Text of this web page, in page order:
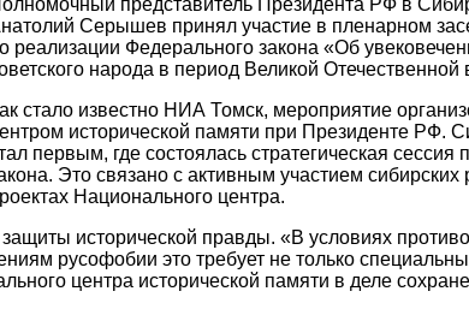
представитель Президента РФ в
Серышев принял участие в пленарном
реализации Федерального закона «Об
народа в период Великой
стало известно НИА Томск, мероприятие
исторической памяти при Президенте РФ.
первым, где состоялась стратегическая
Это связано с активным участием
Национального центра.
исторической правды. «В условиях
русофобии это требует не только
центра исторической памяти в деле